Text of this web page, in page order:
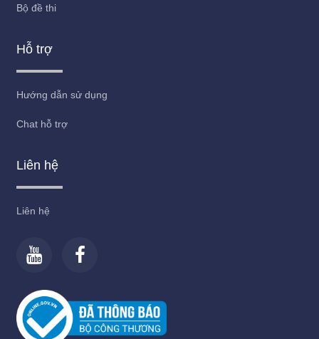
Bộ đề thi
Hỗ trợ
Hướng dẫn sử dụng
Chat hỗ trợ
Liên hệ
Liên hệ